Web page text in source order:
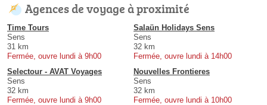
Agences de voyage à proximité
Time Tours
Sens
31 km
Fermée, ouvre lundi à 9h00
Salaün Holidays Sens
Sens
32 km
Fermée, ouvre lundi à 14h00
Selectour - AVAT Voyages
Sens
32 km
Fermée, ouvre lundi à 9h00
Nouvelles Frontieres
Sens
32 km
Fermée, ouvre lundi à 10h00